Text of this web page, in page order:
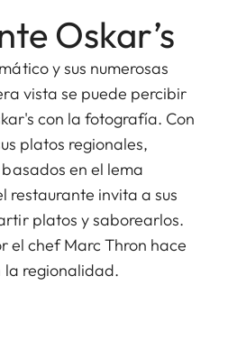
Oskar’s
y sus numerosas
vista se puede percibir
con la fotografía. Con
platos regionales,
en el lema
restaurante invita a sus
platos y saborearlos.
el chef Marc Thron hace
la regionalidad.